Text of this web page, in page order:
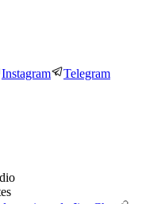
Instagram Telegram